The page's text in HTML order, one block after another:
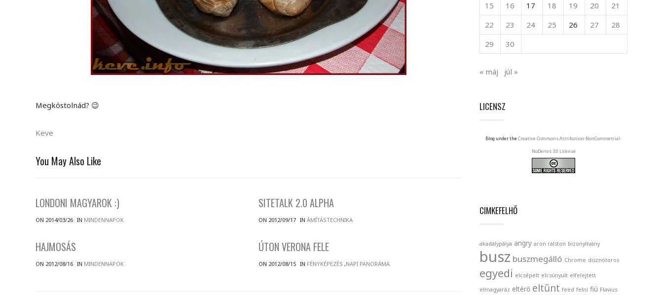
Megkóstolnád? 😉
Keve
You May Also Like
LONDONI MAGYAROK :)
ON 2014/03/26 IN MINDENNAPOK
SITETALK 2.0 ALPHA
ON 2012/09/17 INÁMÍTÁSTECHNIKA
HAJMOSÁS
ON 2012/08/16 IN MINDENNAPOK
ÚTON VERONA FELE
ON 2012/08/15 IN FÉNYKÉPEZÉS ,NAPI PANORÁMA
15
16 17 18 19 20
21
22
23 24 25 26 27
28
29
30
« máj júl »
LICENSZ
Blog under the Creative Commons Attribution-NonCommercial-
NoDerivs 3.0 License
CIMKEFELHŐ
akadálypálya angry aron ralston bizonyítvány
busz buszmegálló Chrome disznótoros
egyedi elcsépelt elcsúnyult elfelejtett
elmagyaráz eltérő eltűnt feed felni fiú Flavius